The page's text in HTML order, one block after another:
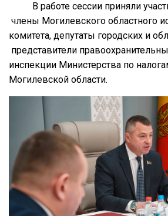
В работе сессии приняли
члены Могилевского областного
комитета, депутаты городских и
представители
инспекции Министерства по
Могилевской области.